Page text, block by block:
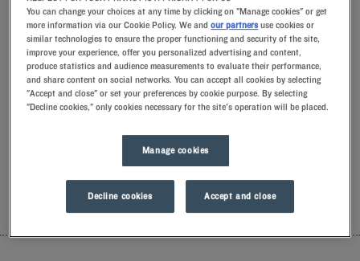
Nos hôtels à Orly
Laissez-vous tenter par nos hôtels Kyriad à Orly. Dès votre
arrivée, nos hôteliers vous accueillent avec le sourire et de
oreiller à mémoire de forme. Et pour bien commencer la
journée, goûtez à la différence Kyriad et laissez-vous tenter
par la fraîcheur du Frozen Yogurt au petit-déjeuner… Au moins
deux bonnes raisons de revenir !
You can change your choices at any time by clicking on "Manage cookies" or get
more information via our Cookie Policy. We andour partners use cookies or
similar technologies to ensure the proper functioning and security of the site,
improve your experience, offer you personalized advertising and content,
produce statistics and audience measurements to evaluate their performance,
and share content on social networks. You can accept all cookies by selecting
"Accept and close" or set your preferences by cookie purpose. By selecting
"Decline cookies," only cookies necessary for the site's operation will be placed.
Manage cookies
Decline cookies Accept and close